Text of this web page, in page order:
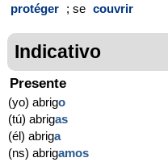
protéger ; se couvrir
Indicativo
Presente
(yo) abrigo
(tú) abrigas
(él) abriga
(ns) abrigamos